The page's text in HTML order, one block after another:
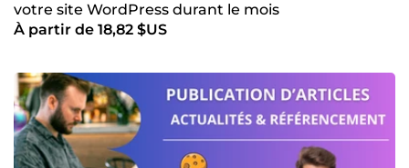
votre site WordPress durant le mois
À partir de 18,82 $US